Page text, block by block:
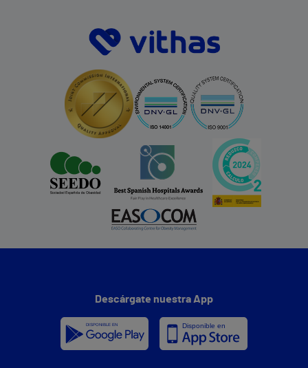
Descárgate nuestra App